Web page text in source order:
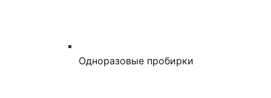
Одноразовые пробирки